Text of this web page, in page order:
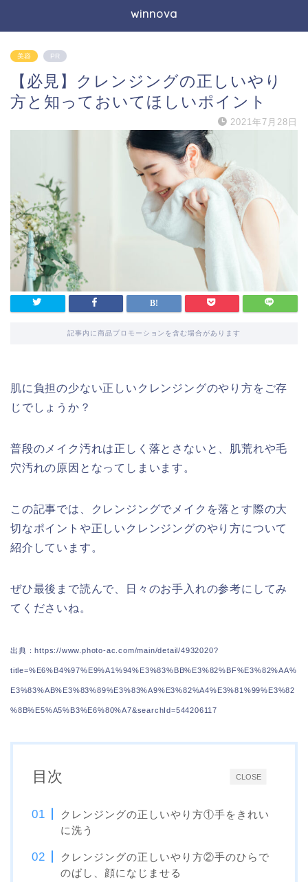
winnova
美容 PR
【必見】クレンジングの正しいやり
方と知っておいてほしいポイント
2021年7月28日
記事内に商品プロモーションを含む場合があります
肌に負担の少ない正しいクレンジングのやり方をご存
じでしょうか？
普段のメイク汚れは正しく落とさないと、肌荒れや毛
穴汚れの原因となってしまいます。
この記事では、クレンジングでメイクを落とす際の大
切なポイントや正しいクレンジングのやり方について
紹介しています。
ぜひ最後まで読んで、日々のお手入れの参考にしてみ
てくださいね。
出典：https://www.photo-ac.com/main/detail/4932020?
title=%E6%B4%97%E9%A1%94%E3%83%BB%E3%82%BF%E3%82%AA%
E3%83%AB%E3%83%89%E3%83%A9%E3%82%A4%E3%81%99%E3%82
%8B%E5%A5%B3%E6%80%A7&searchId=544206117
CLOSE
目次
クレンジングの正しいやり方①手をきれい
に洗う
クレンジングの正しいやり方②手のひらで
のばし、顔になじませる